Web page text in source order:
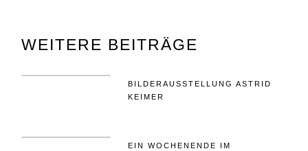
WEITERE BEITRÄGE
BILDERAUSSTELLUNG ASTRID
KEIMER
EIN WOCHENENDE IM